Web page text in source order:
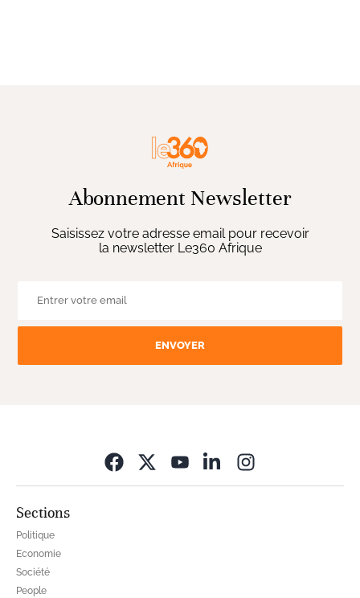
Abonnement Newsletter
Saisissez votre adresse email pour recevoir
la newsletter Le360 Afrique
ENVOYER
Sections
Politique
Economie
Société
People